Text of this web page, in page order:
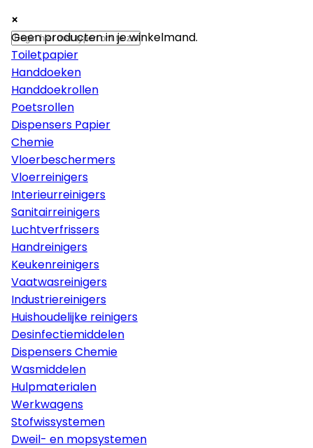
×
Papier
Toiletpapier
Handdoeken
Handdoekrollen
Poetsrollen
Dispensers Papier
Chemie
Vloerbeschermers
Vloerreinigers
Interieurreinigers
Sanitairreinigers
Luchtverfrissers
Handreinigers
Keukenreinigers
Vaatwasreinigers
Industriereinigers
Huishoudelijke reinigers
Desinfectiemiddelen
Dispensers Chemie
Wasmiddelen
Hulpmaterialen
Werkwagens
Stofwissystemen
Dweil- en mopsystemen
×
×
Geen producten in je winkelmand.